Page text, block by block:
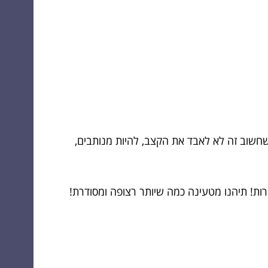
זה לא לאבד את הקצב, להיות מנותבים,
תיהנו מטעינה כמה שיותר רצופה ומסודרת!